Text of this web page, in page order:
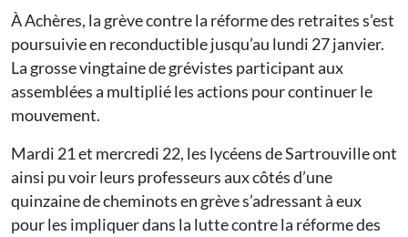
À Achères, la grève contre la réforme des retraites s’est
poursuivie en reconductible jusqu’au lundi 27 janvier.
La grosse vingtaine de grévistes participant aux
assemblées a multiplié les actions pour continuer le
mouvement.
Mardi 21 et mercredi 22, les lycéens de Sartrouville ont
ainsi pu voir leurs professeurs aux côtés d’une
quinzaine de cheminots en grève s’adressant à eux
pour les impliquer dans la lutte contre la réforme des